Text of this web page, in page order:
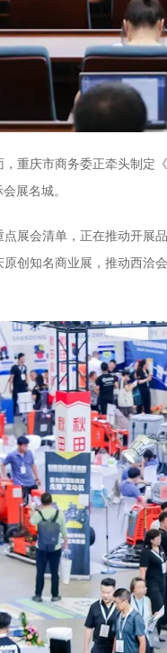
重庆市商务委正牵头制定
展名城。
展会清单，正在推动开展
创知名商业展，推动西洽